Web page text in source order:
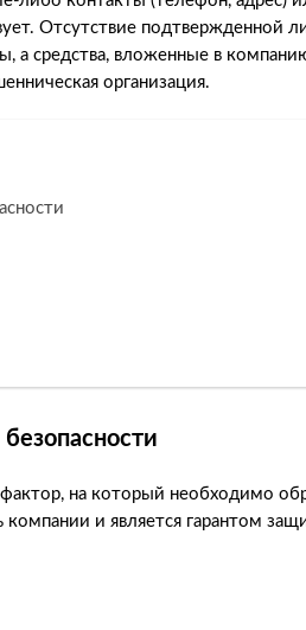
Отсутствие подтвержденной
а средства, вложенные в
организация.
на который необходимо
и является гарантом